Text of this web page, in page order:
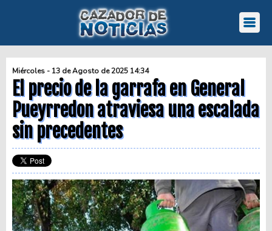
Miércoles - 13 de Agosto de 2025 14:34
El precio de la garrafa en General
Pueyrredon atraviesa una escalada
sin precedentes